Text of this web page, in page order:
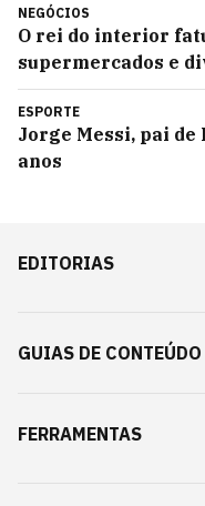
NEGÓCIOS
O rei do interior
supermercados e
ESPORTE
Jorge Messi, pai de
anos
EDITORIAS
GUIAS DE CONTEÚDO
FERRAMENTAS